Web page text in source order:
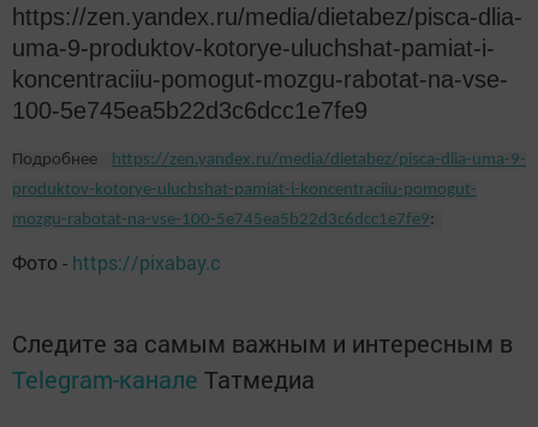
https://zen.yandex.ru/media/dietabez/pisca-dlia-
uma-9-produktov-kotorye-uluchshat-pamiat-i-
koncentraciiu-pomogut-mozgu-rabotat-na-vse-
100-5e745ea5b22d3c6dcc1e7fe9
Подробнее https://zen.yandex.ru/media/dietabez/pisca-dlia-uma-9-
produktov-kotorye-uluchshat-pamiat-i-koncentraciiu-pomogut-
mozgu-rabotat-na-vse-100-5e745ea5b22d3c6dcc1e7fe9:
Фото - https://pixabay.c
Следите за самым важным и интересным в
Telegram-канале Татмедиа